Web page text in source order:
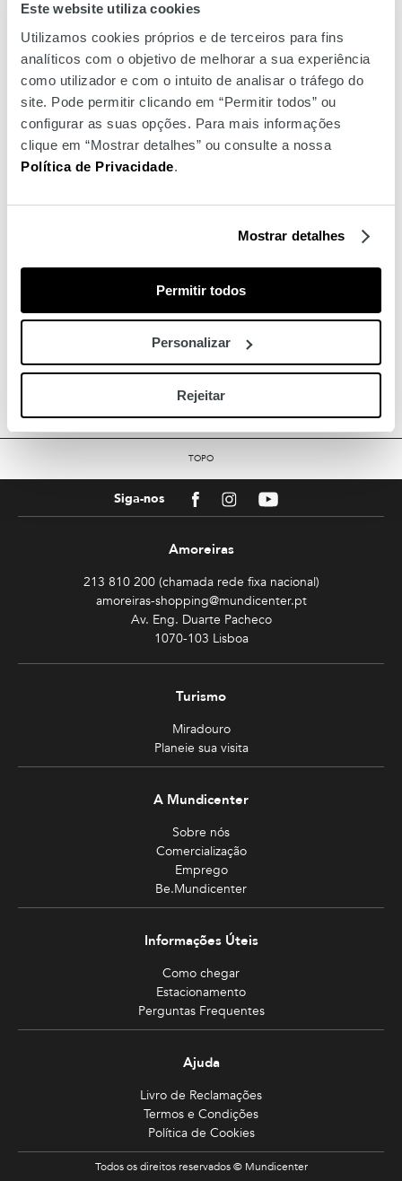
Este website utiliza cookies
Utilizamos cookies próprios e de terceiros para fins
analíticos com o objetivo de melhorar a sua experiência
como utilizador e com o intuito de analisar o tráfego do
site. Pode permitir clicando em “Permitir todos” ou
configurar as suas opções. Para mais informações
clique em “Mostrar detalhes” ou consulte a nossa
Política de Privacidade.
Mostrar detalhes
Permitir todos
Personalizar
Rejeitar
de artigos com pequenos defeitos ou amostras de coleção e
venda de artigos Knot em segunda mão – projeto re.love.
As suas coleções são desenvolvidas em histórias inspiradas
pela vida do dia-a-dia, cada coleção pretende despertar a
curiosidade, a alegria e a magia nas crianças que vestem as
nossas roupas bem como nas suas famílias.
TOPO
Siga-nos FacebookInstagramYoutube
Amoreiras
213 810 200 (chamada rede fixa nacional)
amoreiras-shopping@mundicenter.pt
Av. Eng. Duarte Pacheco
1070-103 Lisboa
Turismo
Miradouro
Planeie sua visita
A Mundicenter
Sobre nós
Comercialização
Emprego
Be.Mundicenter
Informações Úteis
Como chegar
Estacionamento
Perguntas Frequentes
Ajuda
Livro de Reclamações
Termos e Condições
Política de Cookies
Todos os direitos reservados © Mundicenter